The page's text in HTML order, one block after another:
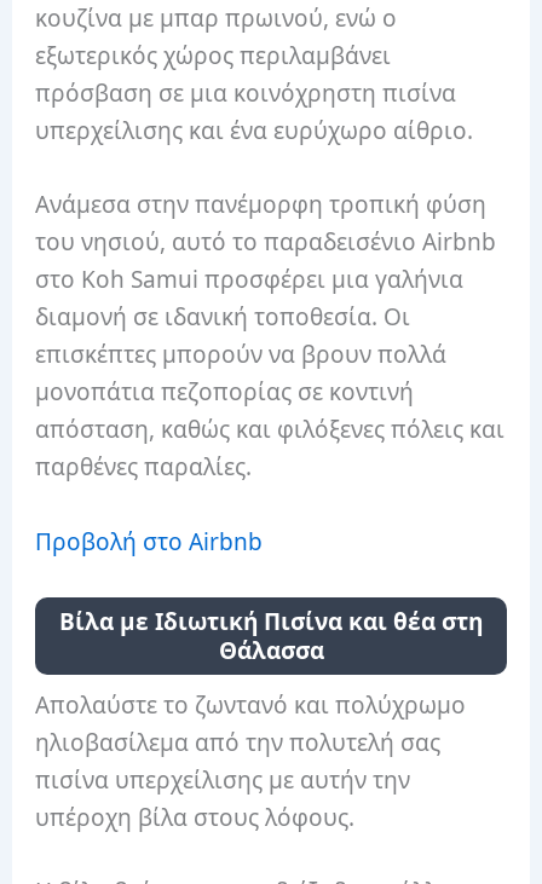
κουζίνα με μπαρ πρωινού, ενώ ο
εξωτερικός χώρος περιλαμβάνει
πρόσβαση σε μια κοινόχρηστη πισίνα
υπερχείλισης και ένα ευρύχωρο αίθριο.
Ανάμεσα στην πανέμορφη τροπική φύση
του νησιού, αυτό το παραδεισένιο Airbnb
στο Koh Samui προσφέρει μια γαλήνια
διαμονή σε ιδανική τοποθεσία. Οι
επισκέπτες μπορούν να βρουν πολλά
μονοπάτια πεζοπορίας σε κοντινή
απόσταση, καθώς και φιλόξενες πόλεις και
παρθένες παραλίες.
Προβολή στο Airbnb
Βίλα με Ιδιωτική Πισίνα και θέα στη
Θάλασσα
Απολαύστε το ζωντανό και πολύχρωμο
ηλιοβασίλεμα από την πολυτελή σας
πισίνα υπερχείλισης με αυτήν την
υπέροχη βίλα στους λόφους.